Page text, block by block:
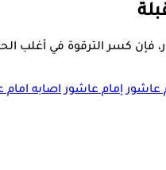
فإن كسر الترقوة في أغلب
عاشور إمام عاشور اصابه امام